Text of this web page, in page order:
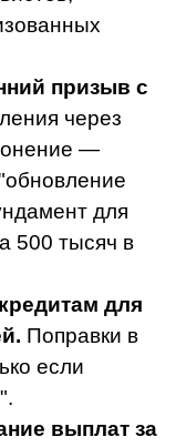
призыв с
через
—
для
500 тысяч в
для
Поправки в
если
выплат за